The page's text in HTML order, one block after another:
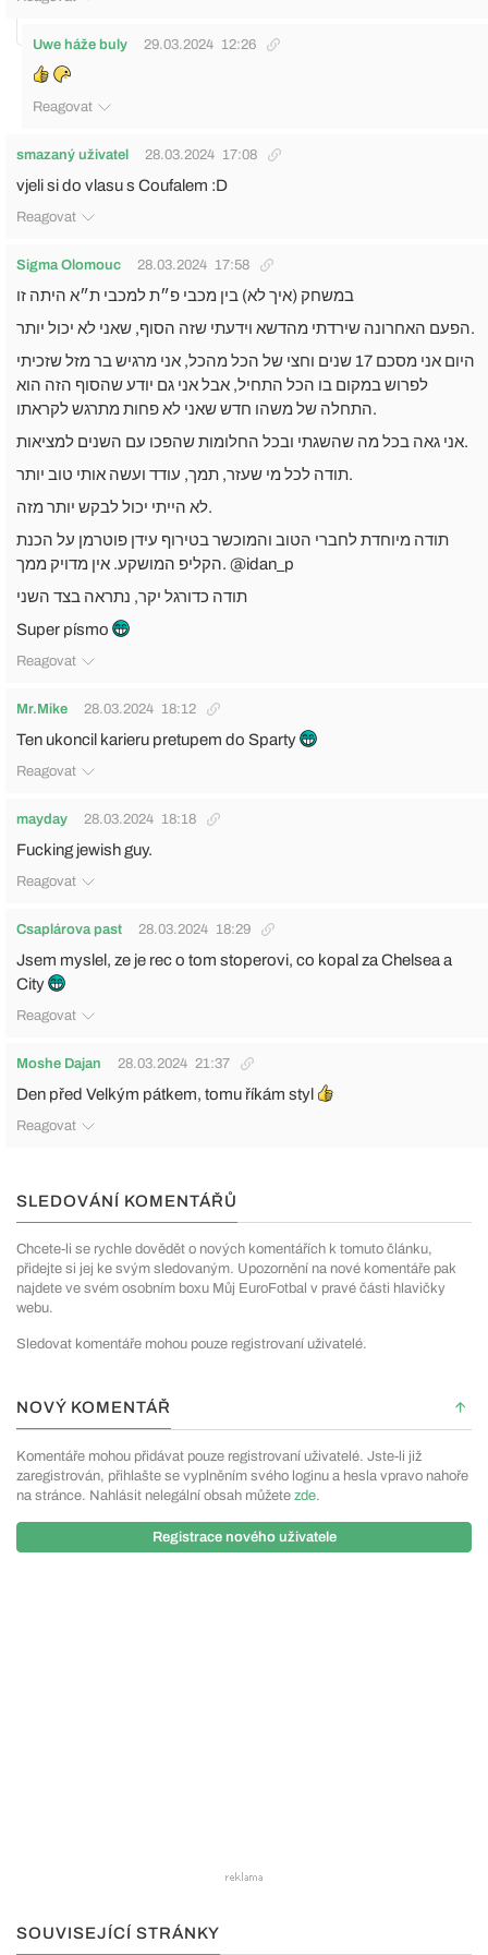
Uwe háže buly 29.03.2024 12:26
Reagovat
smazaný uživatel 28.03.2024 17:08
vjeli si do vlasu s Coufalem :D
Reagovat
Sigma Olomouc 28.03.2024 17:58
במשחק (איך לא) בין מכבי פ״ת למכבי ת״א היתה זו
‎הפעם האחרונה שירדתי מהדשא וידעתי שזה הסוף, שאני לא יכול יותר.
לפרוש במקום בו הכל התחיל, אבל אני גם יודע שהסוף הזה הוא
התחלה של משהו חדש שאני לא פחות מתרגש לקראתו.
‎אני גאה בכל מה שהשגתי ובכל החלומות שהפכו עם השנים למציאות.
‎תודה לכל מי שעזר, תמך, עודד ועשה אותי טוב יותר.
‎לא הייתי יכול לבקש יותר מזה.
הקליפ המושקע. אין מדויק ממך. @idan_p
‎תודה כדורגל יקר, נתראה בצד השני
Super písmo
Reagovat
Mr.Mike 28.03.2024 18:12
Ten ukoncil karieru pretupem do Sparty
Reagovat
mayday 28.03.2024 18:18
Fucking jewish guy.
Reagovat
Csaplárova past 28.03.2024 18:29
Jsem myslel, ze je rec o tom stoperovi, co kopal za Chelsea a
City
Reagovat
Moshe Dajan 28.03.2024 21:37
Den před Velkým pátkem, tomu říkám styl
Reagovat
SLEDOVÁNÍ KOMENTÁŘŮ
Chcete-li se rychle dovědět o nových komentářích k tomuto článku,
přidejte si jej ke svým sledovaným. Upozornění na nové komentáře pak
najdete ve svém osobním boxu Můj EuroFotbal v pravé části hlavičky
webu.
Sledovat komentáře mohou pouze registrovaní uživatelé.
NOVÝ KOMENTÁŘ
Komentáře mohou přidávat pouze registrovaní uživatelé. Jste-li již
zaregistrován, přihlašte se vyplněním svého loginu a hesla vpravo nahoře
na stránce. Nahlásit nelegální obsah můžete zde.
Registrace nového uživatele
SOUVISEJÍCÍ STRÁNKY